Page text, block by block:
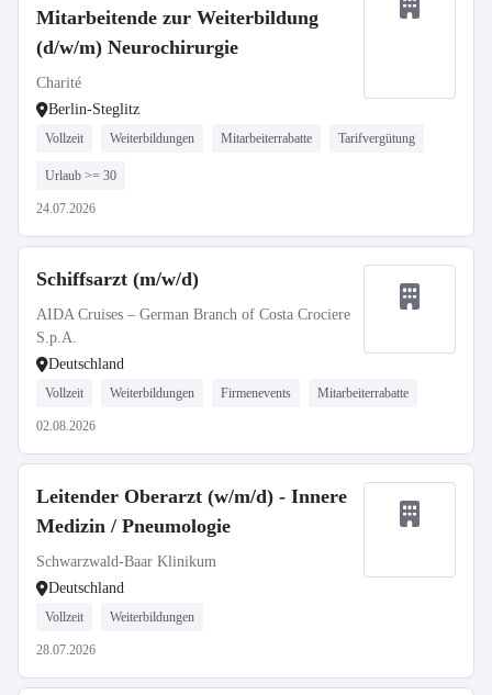
Mitarbeitende zur Weiterbildung
(d/w/m) Neurochirurgie
Charité
Berlin-Steglitz
Vollzeit Weiterbildungen Mitarbeiterrabatte Tarifvergütung
Urlaub >= 30
24.07.2026
Schiffsarzt (m/w/d)
AIDA Cruises – German Branch of Costa Crociere
S.p.A.
Deutschland
Vollzeit Weiterbildungen Firmenevents Mitarbeiterrabatte
02.08.2026
Leitender Oberarzt (w/m/d) - Innere
Medizin / Pneumologie
Schwarzwald-Baar Klinikum
Deutschland
Vollzeit Weiterbildungen
28.07.2026